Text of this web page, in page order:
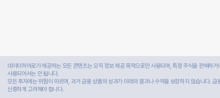
데이터히어로가 제공하는 모든 콘텐츠는 오직 정보 제공 목적으로만 사용되며, 특정 주식을 판매하
사용되어서는 안 됩니다.
모든 투자에는 위험이 따르며, 과거 금융 상품의 성과가 미래의 결과나 수익을 보장하지 않습니다.
신중하게 고려해야 합니다.